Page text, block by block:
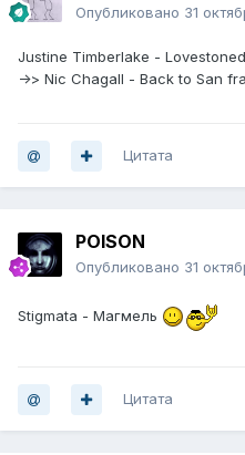
Опубликовано 31
Justine Timberlake -
->> Nic Chagall - Back to San
Цитата
POISON
Опубликовано 31
Stigmata - Магмель
Цитата